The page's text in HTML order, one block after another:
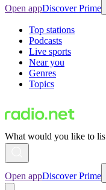
Open appDiscover Prime
Top stations
Podcasts
Live sports
Near you
Genres
Topics
What would you like to
Open appDiscover Prime